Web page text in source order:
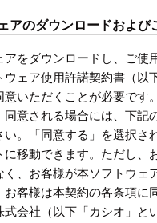
アのダウンロードおよび
をダウンロードし、ご使
ウェア使用許諾契約書（以
意いただくことが必要です
同意される場合には、下記
い。「同意する」を選択さ
に移動できます。ただし、
く、お客様が本ソフトウェ
お客様は本契約の各条項に
式会社（以下「カシオ」と